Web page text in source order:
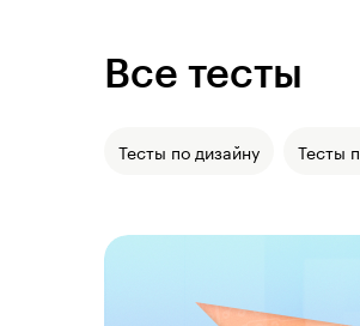
Все тесты
Тесты по дизайну Тесты